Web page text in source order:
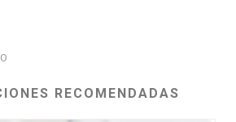
RECOMENDADAS